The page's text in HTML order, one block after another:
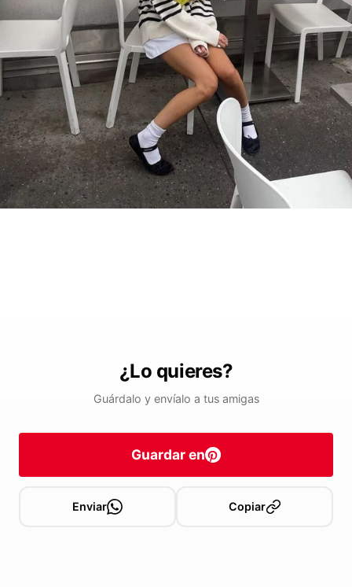
¿Lo quieres?
Guárdalo y envíalo a tus amigas
Guardar en
Enviar Copiar